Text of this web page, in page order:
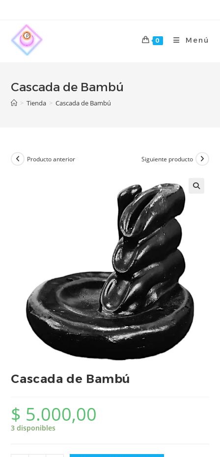
0 Menú
Cascada de Bambú
> Tienda > Cascada de Bambú
Producto anterior Siguiente producto
Cascada de Bambú
$ 5.000,00
3 disponibles